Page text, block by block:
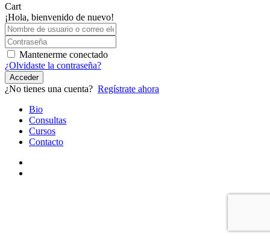
CartClose
Cart
¡Hola, bienvenido de nuevo!
Mantenerme conectado
¿Olvidaste la contraseña?
Acceder
¿No tienes una cuenta? Regístrate ahora
Close
Menu
Bio
Consultas
Cursos
Contacto